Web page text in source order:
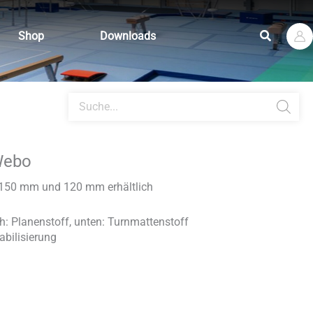
Shop Downloads Suchen
search
mm und 120 mm erhältlich
Planenstoff, unten: Turnmattenstoff